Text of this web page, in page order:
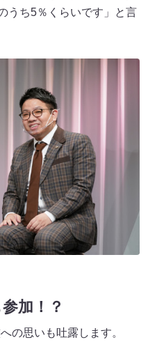
うち5％くらいです」と言
加！？
の思いも吐露します。